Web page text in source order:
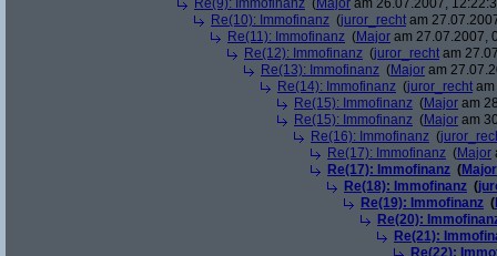
Re(9): Immofinanz (Major am 26.07.2007,
Re(10): Immofinanz (juror_recht am
Re(11): Immofinanz (Major am 27.07.2007,
Re(12): Immofinanz (juror_recht am
Re(13): Immofinanz (Major am
Re(14): Immofinanz (juror_recht
Re(15): Immofinanz (Major am
Re(15): Immofinanz (Major am
Re(16): Immofinanz (
Re(17): Immofinanz (Major
Re(17): Immofinanz (Major
Re(18): Immofinanz (
Re(19): Immofinanz (
Re(20):
Re(21):
Re(22):